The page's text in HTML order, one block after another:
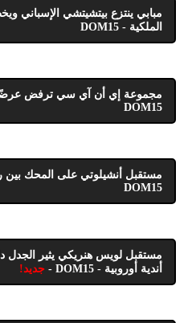
مبابي ينتزع بيتشيتشي الإسباني
الملكية - DOM15
مجموعة إي أن آي سي ترفض عرضًا
DOM15
مستقبل أنشيلوتي على المحك بين
DOM15
مستقبل لويس هنريكي يثير الجدل
أندية أوروبية - DOM15 -
جديد!